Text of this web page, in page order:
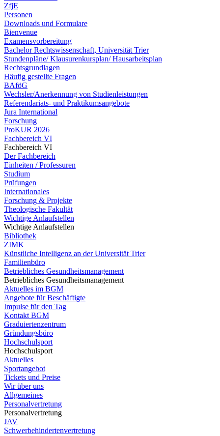
ZfjE
Personen
Downloads und Formulare
Bienvenue
Examensvorbereitung
Bachelor Rechtswissenschaft, Universität Trier
Stundenpläne/ Klausurenkursplan/ Hausarbeitsplan
Rechtsgrundlagen
Häufig gestellte Fragen
BAföG
Wechsler/Anerkennung von Studienleistungen
Referendariats- und Praktikumsangebote
Jura International
Forschung
ProKUR 2026
Fachbereich VI
Fachbereich VI
Der Fachbereich
Einheiten / Professuren
Studium
Prüfungen
Internationales
Forschung & Projekte
Theologische Fakultät
Wichtige Anlaufstellen
Wichtige Anlaufstellen
Bibliothek
ZIMK
Künstliche Intelligenz an der Universität Trier
Familienbüro
Betriebliches Gesundheitsmanagement
Betriebliches Gesundheitsmanagement
Aktuelles im BGM
Angebote für Beschäftigte
Impulse für den Tag
Kontakt BGM
Graduiertenzentrum
Gründungsbüro
Hochschulsport
Hochschulsport
Aktuelles
Sportangebot
Tickets und Preise
Wir über uns
Allgemeines
Personalvertretung
Personalvertretung
JAV
Schwerbehindertenvertretung